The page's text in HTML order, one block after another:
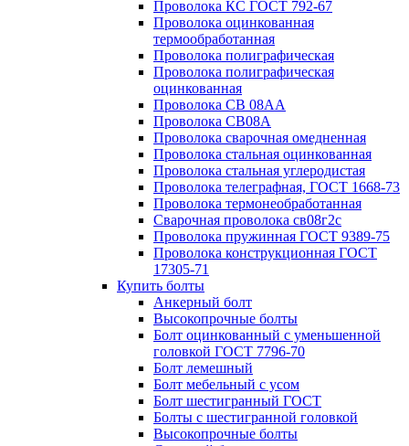
Проволока КС ГОСТ 792-67
Проволока оцинкованная
термообработанная
Проволока полиграфическая
Проволока полиграфическая
оцинкованная
Проволока СВ 08АА
Проволока СВ08А
Проволока сварочная омедненная
Проволока стальная оцинкованная
Проволока стальная углеродистая
Проволока телеграфная, ГОСТ 1668-73
Проволока термонеобработанная
Сварочная проволока св08г2с
Проволока пружинная ГОСТ 9389-75
Проволока конструкционная ГОСТ
17305-71
Купить болты
Анкерный болт
Высокопрочные болты
Болт оцинкованный с уменьшенной
головкой ГОСТ 7796-70
Болт лемешный
Болт мебельный с усом
Болт шестигранный ГОСТ
Болты с шестигранной головкой
Высокопрочные болты